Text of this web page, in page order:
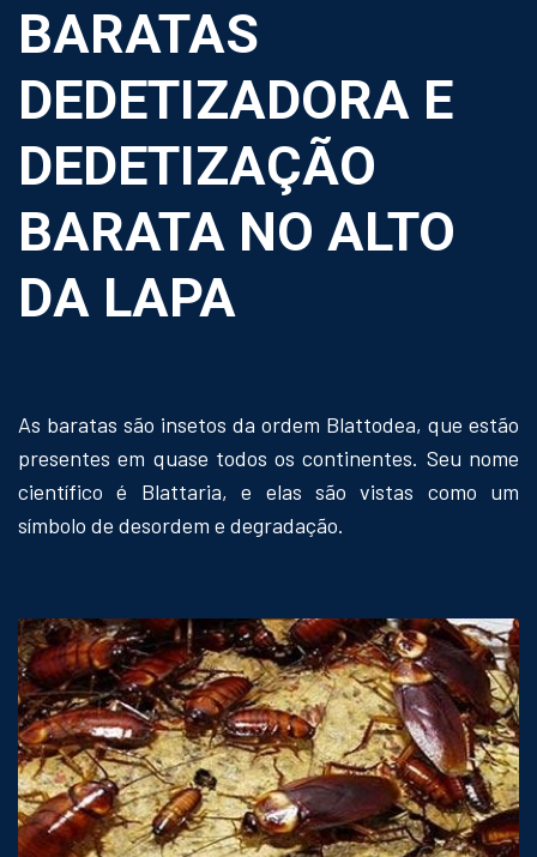
BARATAS
DEDETIZADORA E
DEDETIZAÇÃO
BARATA NO ALTO
DA LAPA
As baratas são insetos da ordem Blattodea, que estão
presentes em quase todos os continentes. Seu nome
científico é Blattaria, e elas são vistas como um
símbolo de desordem e degradação.